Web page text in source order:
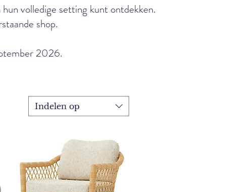
volledige setting kunt ontdekken.
shop.
2026.
Indelen op